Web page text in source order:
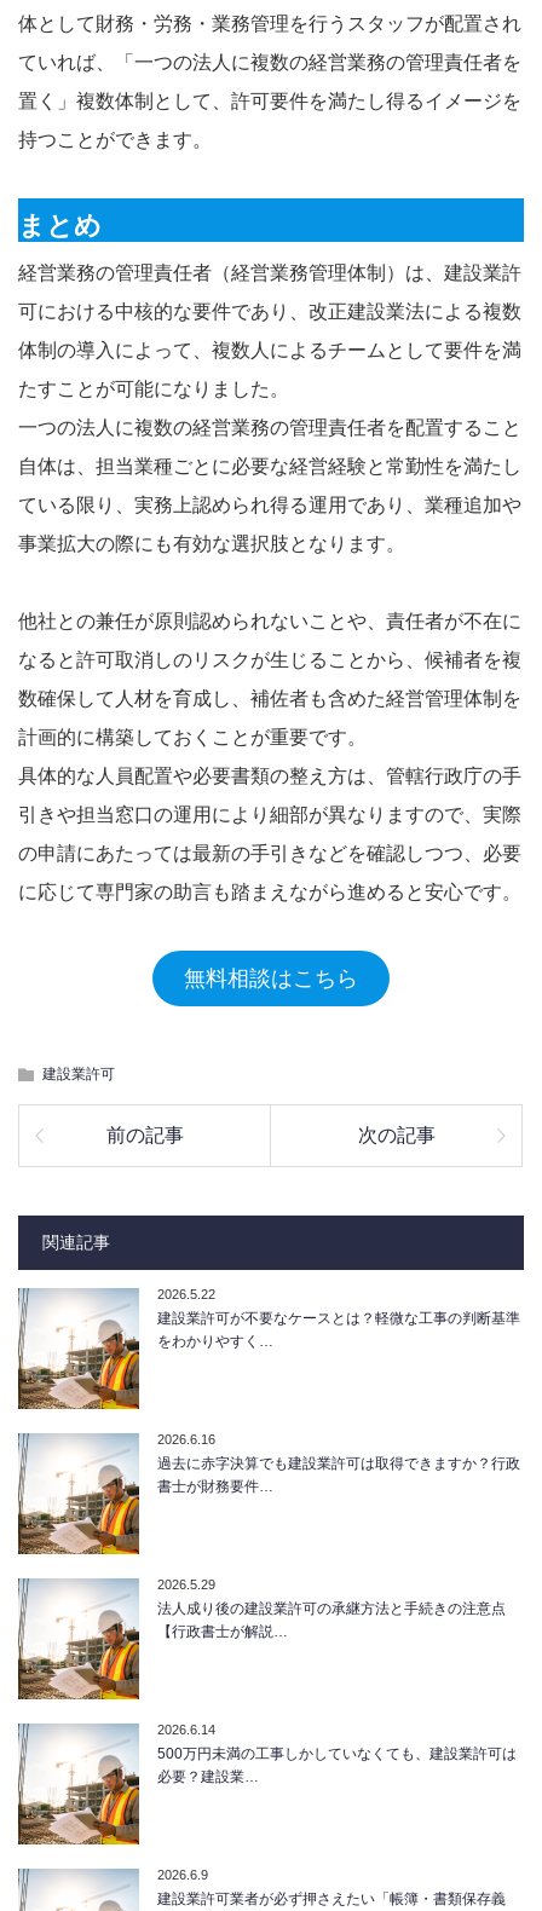
体として財務・労務・業務管理を行うスタッフが配置され
ていれば、「一つの法人に複数の経営業務の管理責任者を
置く」複数体制として、許可要件を満たし得るイメージを
持つことができます。
まとめ
経営業務の管理責任者（経営業務管理体制）は、建設業許
可における中核的な要件であり、改正建設業法による複数
体制の導入によって、複数人によるチームとして要件を満
たすことが可能になりました。
一つの法人に複数の経営業務の管理責任者を配置すること
自体は、担当業種ごとに必要な経営経験と常勤性を満たし
ている限り、実務上認められ得る運用であり、業種追加や
事業拡大の際にも有効な選択肢となります。
他社との兼任が原則認められないことや、責任者が不在に
なると許可取消しのリスクが生じることから、候補者を複
数確保して人材を育成し、補佐者も含めた経営管理体制を
計画的に構築しておくことが重要です。
具体的な人員配置や必要書類の整え方は、管轄行政庁の手
引きや担当窓口の運用により細部が異なりますので、実際
の申請にあたっては最新の手引きなどを確認しつつ、必要
に応じて専門家の助言も踏まえながら進めると安心です。
無料相談はこちら
建設業許可
前の記事 次の記事
関連記事
2026.5.22
建設業許可が不要なケースとは？軽微な工事の判断基準
をわかりやすく…
2026.6.16
過去に赤字決算でも建設業許可は取得できますか？行政
書士が財務要件…
2026.5.29
法人成り後の建設業許可の承継方法と手続きの注意点
【行政書士が解説…
2026.6.14
500万円未満の工事しかしていなくても、建設業許可は
必要？建設業…
2026.6.9
建設業許可業者が必ず押さえたい「帳簿・書類保存義